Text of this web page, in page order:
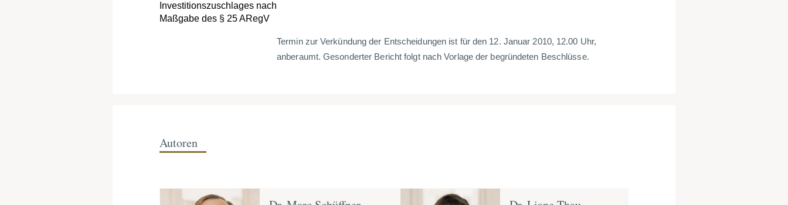
Investitionszuschlages nach
Maßgabe des § 25 ARegV
Termin zur Verkündung der Entscheidungen ist für den 12. Januar 2010, 12.00 Uhr,
anberaumt. Gesonderter Bericht folgt nach Vorlage der begründeten Beschlüsse.
Autoren